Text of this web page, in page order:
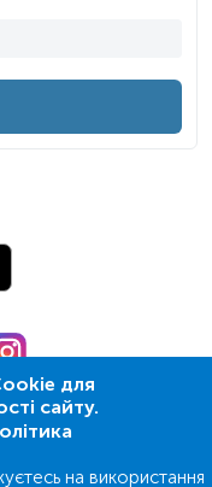
для
сайту.
на використання